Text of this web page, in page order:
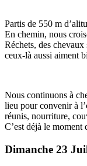
Partis de 550 m
En chemin, nous
Réchets, des
ceux-là aussi aiment
Nous continuons à
lieu pour convenir à
réunis, nourriture,
C’est déjà le moment
Dimanche 23